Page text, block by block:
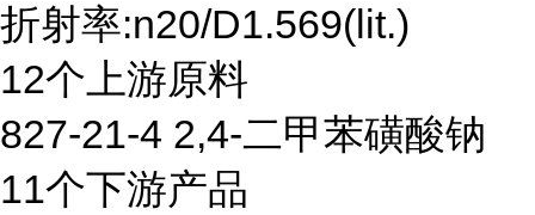
折射率:n20/D1.569(lit.)
12个上游原料
827-21-4 2,4-二甲苯磺酸钠
11个下游产品